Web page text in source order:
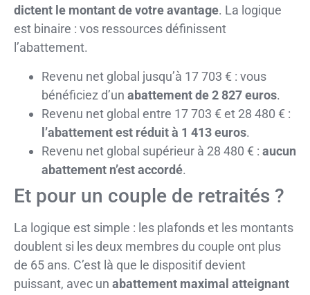
dictent le montant de votre avantage. La logique
est binaire : vos ressources définissent
l’abattement.
Revenu net global jusqu’à 17 703 € : vous
bénéficiez d’un abattement de 2 827 euros.
Revenu net global entre 17 703 € et 28 480 € :
l’abattement est réduit à 1 413 euros.
Revenu net global supérieur à 28 480 € : aucun
abattement n’est accordé.
Et pour un couple de retraités ?
La logique est simple : les plafonds et les montants
doublent si les deux membres du couple ont plus
de 65 ans. C’est là que le dispositif devient
puissant, avec un abattement maximal atteignant